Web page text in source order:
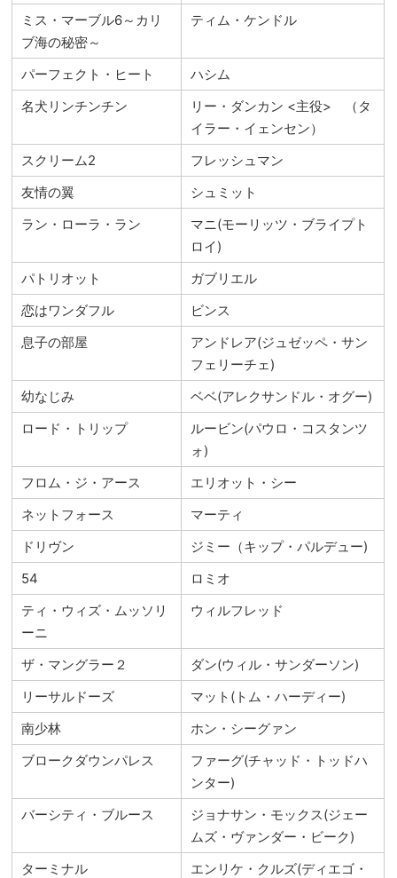
ミス・マーブル6～カリ
ブ海の秘密～
ティム・ケンドル
パーフェクト・ヒート
ハシム
名犬リンチンチン
リー・ダンカン <主役> （タ
イラー・イェンセン）
スクリーム2
フレッシュマン
友情の翼
シュミット
ラン・ローラ・ラン
マニ(モーリッツ・ブライプト
ロイ)
パトリオット
ガブリエル
恋はワンダフル
ビンス
息子の部屋
アンドレア(ジュゼッペ・サン
フェリーチェ)
幼なじみ
ベベ(アレクサンドル・オグー)
ロード・トリップ
ルービン(パウロ・コスタンツ
ォ)
フロム・ジ・アース
エリオット・シー
ネットフォース
マーティ
ドリヴン
ジミー（キップ・パルデュー)
54
ロミオ
ティ・ウィズ・ムッソリ
ーニ
ウィルフレッド
ザ・マングラー２
ダン(ウィル・サンダーソン)
リーサルドーズ
マット(トム・ハーディー)
南少林
ホン・シーグァン
ブロークダウンパレス
ファーグ(チャッド・トッドハ
ンター)
バーシティ・ブルース
ジョナサン・モックス(ジェー
ムズ・ヴァンダー・ビーク)
ターミナル
エンリケ・クルズ(ディエゴ・